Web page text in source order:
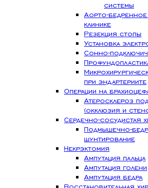
системы
Аорто-
клинике
Резекция стопы
Установка
Сонно-
при эндартериите
Операции на
Атеросклероз
(окклюзия и
Сердечно-сосудистая
Подмышечно-
шунтирование
Некрэктомия
Ампутация пальца
Ампутация голени
Ампутация бедра
Восстановительная